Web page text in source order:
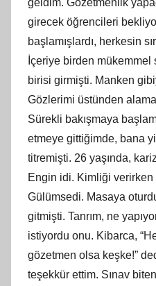
girecek öğrencileri
başlamışlardı, herkesin
İçeriye birden mükemmel
birisi girmişti. Manken
Gözlerimi üstünden
Sürekli bakışmaya
etmeye gittiğimde, bana
titremişti. 26 yaşında,
Engin idi. Kimliği
Gülümsedi. Masaya
gitmişti. Tanrım, ne
istiyordu onu. Kibarca,
gözetmen olsa keşke!”
teşekkür ettim. Sınav